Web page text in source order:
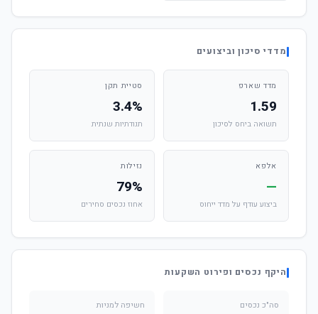
מדדי סיכון וביצועים
מדד שארפ
1.59
תשואה ביחס לסיכון
סטיית תקן
3.4%
תנודתיות שנתית
אלפא
—
ביצוע עודף על מדד ייחוס
נזילות
79%
אחוז נכסים סחירים
היקף נכסים ופירוט השקעות
סה"כ נכסים חשיפה למניות